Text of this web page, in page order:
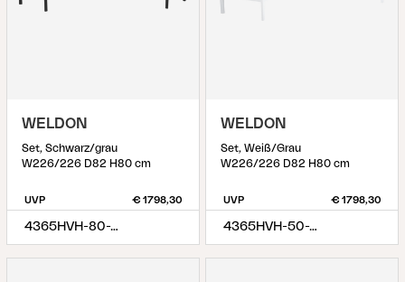
WELDON
Set, Schwarz/grau
W226/226 D82 H80 cm
UVP € 1798,30
4365HVH-80-77
WELDON
Set, Weiß/Grau
W226/226 D82 H80 cm
UVP € 1798,30
4365HVH-50-77